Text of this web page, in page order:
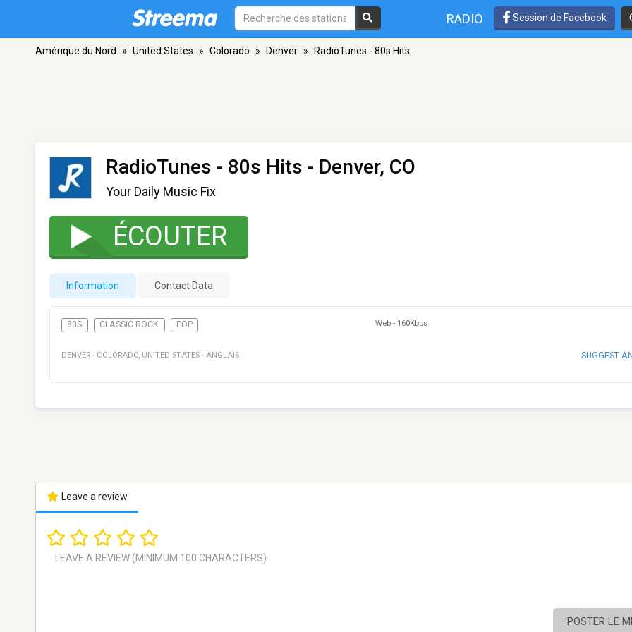
RADIO Session de Facebook
Amérique du Nord » United States » Colorado » Denver » RadioTunes - 80s Hits
RadioTunes - 80s Hits - Denver, CO
Your Daily Music Fix
ÉCOUTER
Information Contact Data
80S CLASSIC ROCK POP Web - 160Kbps
DENVER · COLORADO, UNITED STATES · ANGLAIS SUGGEST
Leave a review
POSTER LE